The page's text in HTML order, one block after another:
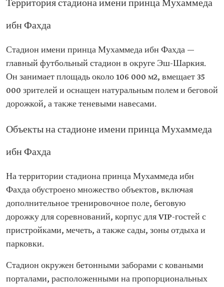
Территория стадиона имени принца Мухаммеда
ибн Фахда
Стадион имени принца Мухаммеда ибн Фахда —
главный футбольный стадион в округе Эш-Шаркия.
Он занимает площадь около 106 000 м2, вмещает 35
000 зрителей и оснащен натуральным полем и беговой
дорожкой, а также теневыми навесами.
Объекты на стадионе имени принца Мухаммеда
ибн Фахда
На территории стадиона принца Мухаммеда ибн
Фахда обустроено множество объектов, включая
дополнительное тренировочное поле, беговую
дорожку для соревнований, корпус для VIP-гостей с
пристройками, мечеть, а также сады, зоны отдыха и
парковки.
Стадион окружен бетонными заборами с коваными
порталами, расположенными на пропорциональных